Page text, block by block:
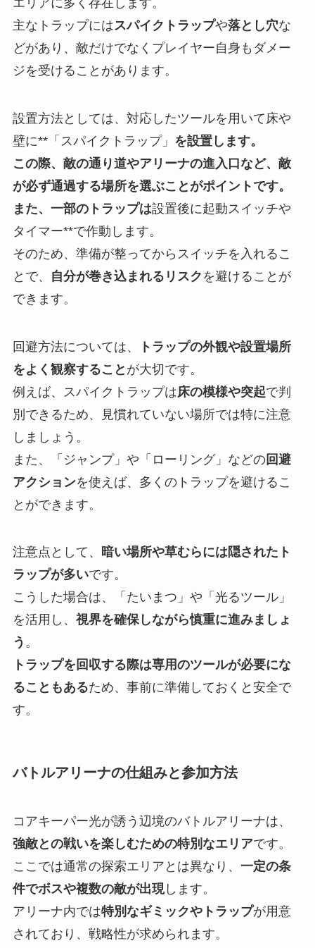
主なトラップにはスパイクトラップや落とし穴な
どがあり、敵だけでなくプレイヤー自身もダメー
ジを受けることがあります。
設置方法としては、対応したツールを用いて床や
壁に**「スパイクトラップ」 を設置します。
この際、敵の通り道やアリーナの進入口など、敵
が必ず通過する場所を選ぶことがポイントです。
また、一部のトラップは設置後に起動スイッチや
タイマー**で作動します。
そのため、準備が整ってからスイッチを入れるこ
とで、
自分が巻き込まれるリスク を避けることが
できます。
回避方法については、
トラップの外観や設置場所
をよく観察すること が大切です。
例えば、スパイクトラップは床の模様や突起で判
別できるため、見慣れていない場所では特に注意
しましょう。
また、「ジャンプ」や「ローリング」などの回避
アクションを使えば、多くのトラップを避けるこ
とができます。
注意点として、 暗い場所や草むらには隠されたト
ラップが多いです。
こうした場合は、「たいまつ」や「光るツール」
を活用し、 視界を確保しながら慎重に進みましょ
う 。
トラップを回収する際は専用のツールが必要にな
ることもあるため、事前に準備しておくと安全で
す。
バトルアリーナの仕組みと参加方法
コアキーパー光が誘う辺境のバトルアリーナは、
強敵との戦いを楽しむための特別なエリアです。
ここでは通常の探索エリアとは異なり、 一定の条
件でボスや複数の敵が出現します。
アリーナ内では特別なギミックやトラップが用意
されており、戦略性が求められます。